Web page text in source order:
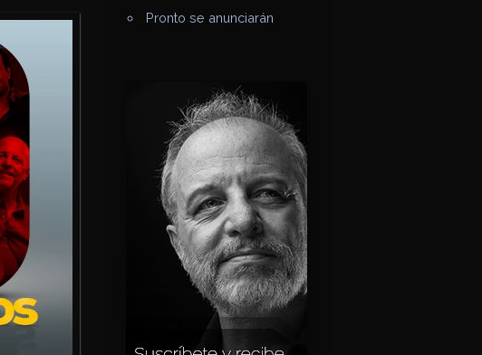
Pronto se anunciarán